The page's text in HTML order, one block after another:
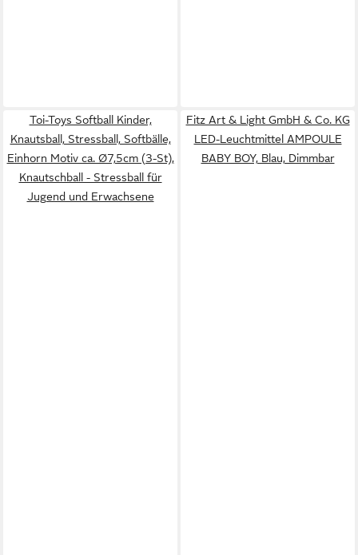
Toi-Toys Softball Kinder,
Knautsball, Stressball, Softbälle,
Einhorn Motiv ca. Ø7,5cm (3-St),
Knautschball - Stressball für
Jugend und Erwachsene
Fitz Art & Light GmbH & Co. KG
LED-Leuchtmittel AMPOULE
BABY BOY, Blau, Dimmbar